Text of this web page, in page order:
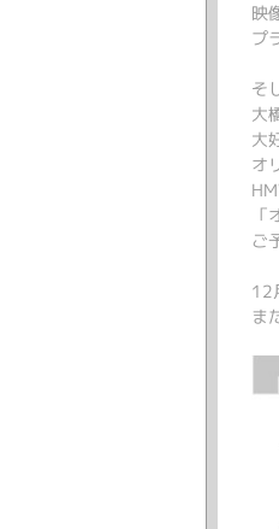
映
プ
そ
大
大
オ
ご
12
ま